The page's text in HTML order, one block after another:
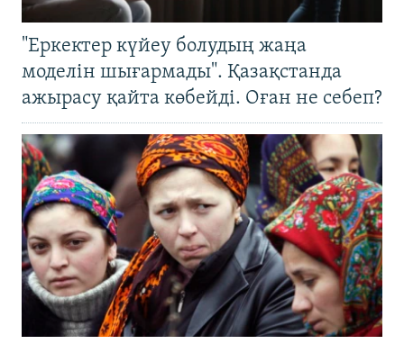
"Еркектер күйеу болудың жаңа
моделін шығармады". Қазақстанда
ажырасу қайта көбейді. Оған не себеп?